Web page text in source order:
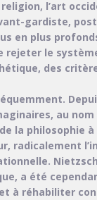
l’art
gardiste,
en plus
le
des
au
la philosophie à
radicalement
a été
à réhabiliter